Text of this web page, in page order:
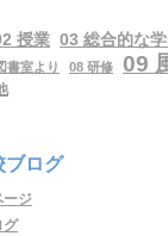
授業 03 総合的な
書室より 08 研修 09
ブログ
ージ
グ